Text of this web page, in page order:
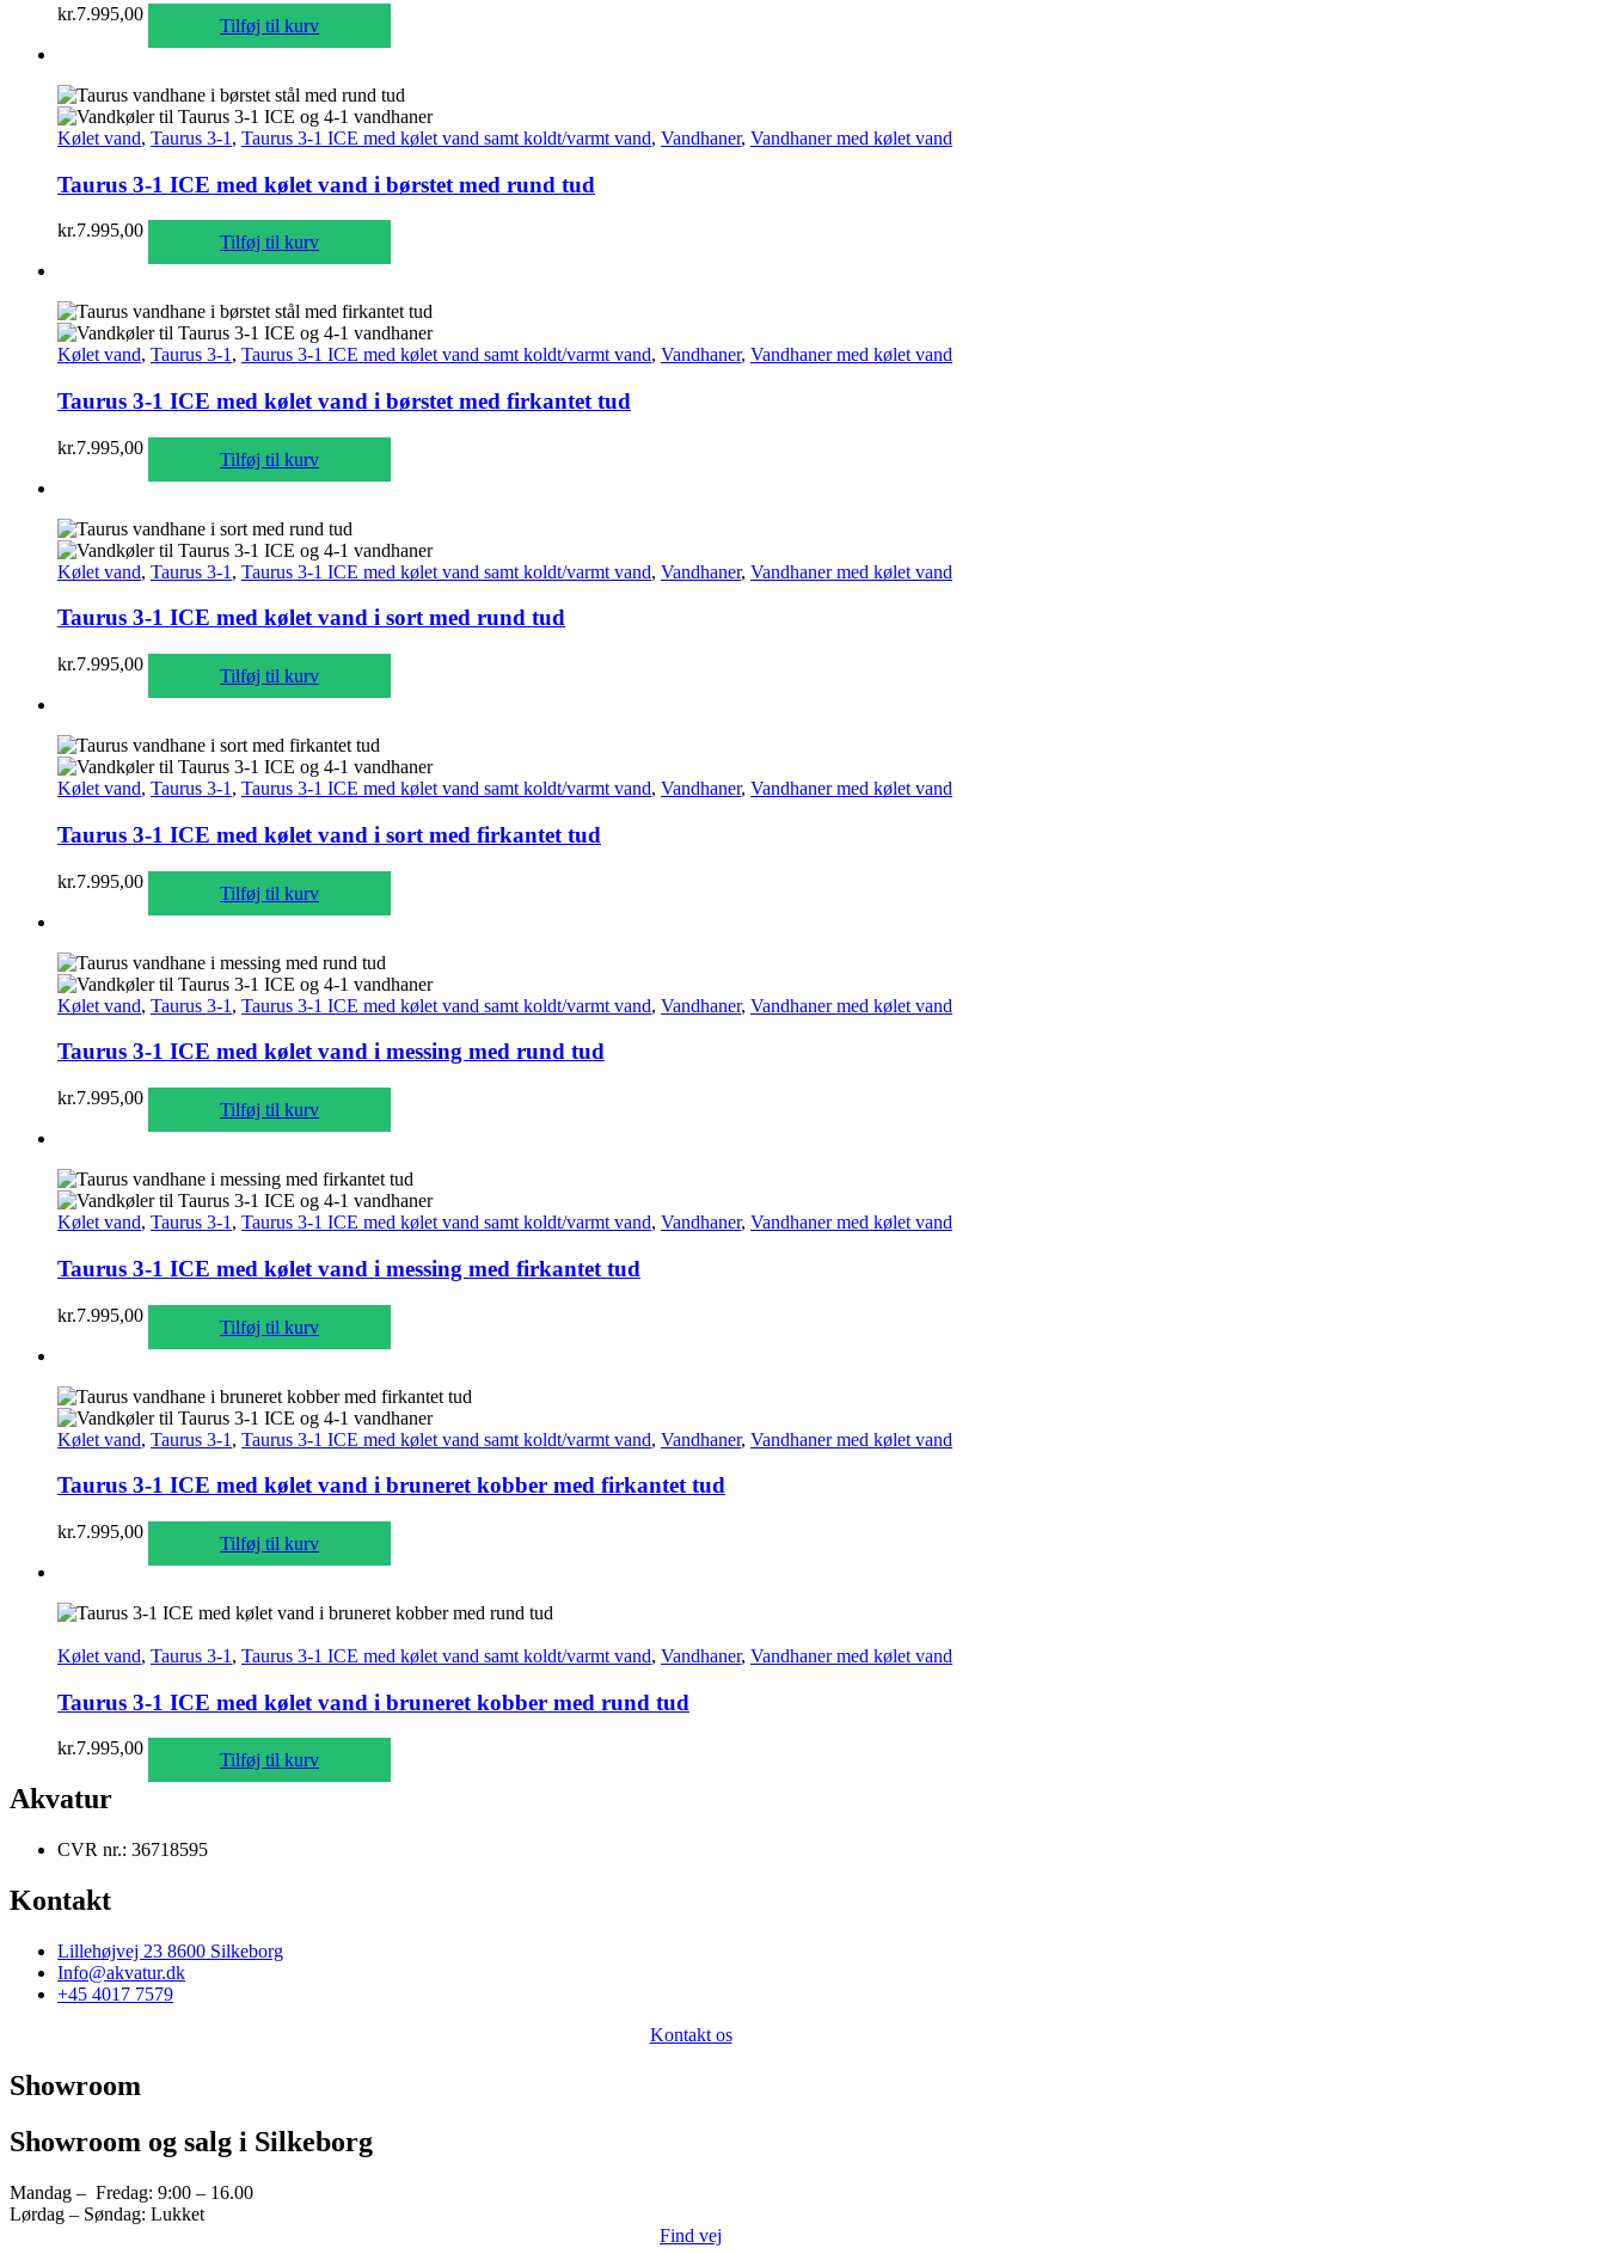
kr.7.995,00
Tilføj til kurv
Kølet vand, Taurus 3-1 , Taurus 3-1 ICE med kølet vand samt koldt/varmt vand, Vandhaner, Vandhaner med kølet vand
Taurus 3-1 ICE med kølet vand i børstet med rund tud
kr.7.995,00
Tilføj til kurv
Kølet vand, Taurus 3-1 , Taurus 3-1 ICE med kølet vand samt koldt/varmt vand, Vandhaner, Vandhaner med kølet vand
Taurus 3-1 ICE med kølet vand i børstet med firkantet tud
kr.7.995,00
Tilføj til kurv
Kølet vand, Taurus 3-1 , Taurus 3-1 ICE med kølet vand samt koldt/varmt vand, Vandhaner, Vandhaner med kølet vand
Taurus 3-1 ICE med kølet vand i sort med rund tud
kr.7.995,00
Tilføj til kurv
Kølet vand, Taurus 3-1 , Taurus 3-1 ICE med kølet vand samt koldt/varmt vand, Vandhaner, Vandhaner med kølet vand
Taurus 3-1 ICE med kølet vand i sort med firkantet tud
kr.7.995,00
Tilføj til kurv
Kølet vand, Taurus 3-1 , Taurus 3-1 ICE med kølet vand samt koldt/varmt vand, Vandhaner, Vandhaner med kølet vand
Taurus 3-1 ICE med kølet vand i messing med rund tud
kr.7.995,00
Tilføj til kurv
Kølet vand, Taurus 3-1 , Taurus 3-1 ICE med kølet vand samt koldt/varmt vand, Vandhaner, Vandhaner med kølet vand
Taurus 3-1 ICE med kølet vand i messing med firkantet tud
kr.7.995,00
Tilføj til kurv
Kølet vand, Taurus 3-1 , Taurus 3-1 ICE med kølet vand samt koldt/varmt vand, Vandhaner, Vandhaner med kølet vand
Taurus 3-1 ICE med kølet vand i bruneret kobber med firkantet tud
kr.7.995,00
Tilføj til kurv
Kølet vand, Taurus 3-1 , Taurus 3-1 ICE med kølet vand samt koldt/varmt vand, Vandhaner, Vandhaner med kølet vand
Taurus 3-1 ICE med kølet vand i bruneret kobber med rund tud
kr.7.995,00
Tilføj til kurv
Akvatur
CVR nr.: 36718595
Kontakt
Lillehøjvej 23 8600 Silkeborg
Info@akvatur.dk
+45 4017 7579
Kontakt os
Showroom
Showroom og salg i Silkeborg
Mandag – Fredag: 9:00 – 16.00
Lørdag – Søndag: Lukket
Find vej